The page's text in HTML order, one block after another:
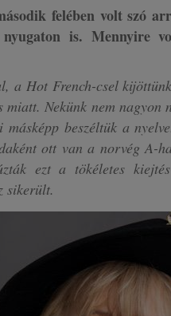
felében volt szó
is. Mennyire
a Hot French-csel
miatt. Nekünk nem nagyon
beszéltük a
ott van a norvég A-
ezt a tökéletes
sikerült.